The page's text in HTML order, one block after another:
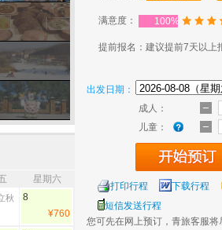
星期六
秋
8
¥760
满意度： 100%
提前报名：建议提前7天以上
出发日期：
成人：
儿童：
打印行程 下载行程
短信发送行程
您可先在网上预订，青旅客服将